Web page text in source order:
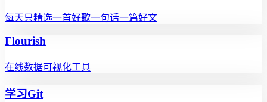
每天只精选一首好歌一句话一篇好文
Flourish
在线数据可视化工具
学习Git